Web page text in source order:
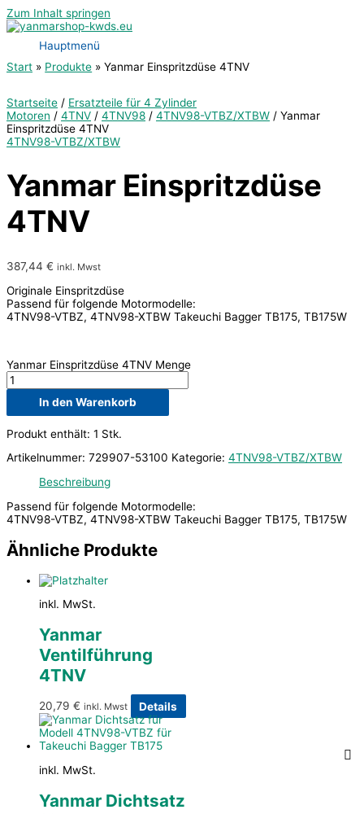
Zum Inhalt springen
Hauptmenü
Start
Produkte Yanmar Einspritzdüse 4TNV
Startseite / Ersatzteile für 4 Zylinder
Motoren / 4TNV / 4TNV98 / 4TNV98-VTBZ/XTBW / Yanmar
Einspritzdüse 4TNV
4TNV98-VTBZ/XTBW
Yanmar Einspritzdüse
4TNV
387,44 € inkl. Mwst
Originale Einspritzdüse
Passend für folgende Motormodelle:
4TNV98-VTBZ, 4TNV98-XTBW Takeuchi Bagger TB175, TB175W
Yanmar Einspritzdüse 4TNV Menge
In den Warenkorb
Produkt enthält: 1 Stk.
Artikelnummer: 729907-53100 Kategorie: 4TNV98-VTBZ/XTBW
Beschreibung
Passend für folgende Motormodelle:
4TNV98-VTBZ, 4TNV98-XTBW Takeuchi Bagger TB175, TB175W
Ähnliche Produkte
inkl. MwSt.
Yanmar
Ventilführung
4TNV
20,79 € inkl. Mwst Details
inkl. MwSt.
Yanmar Dichtsatz